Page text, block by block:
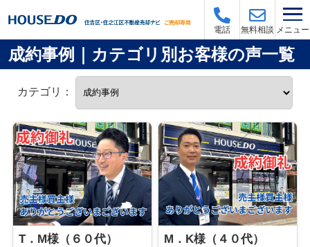
電話 無料相談 メニュー
成約事例｜カテゴリ別お客様の声一覧
カテゴリ：
T．M様（６０代） M．K様（４０代）